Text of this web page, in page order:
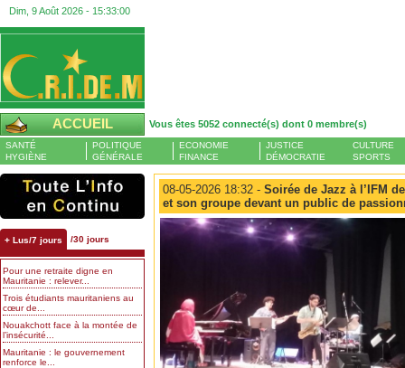
Dim, 9 Août 2026 - 15:33:01
ACCUEIL Vous êtes 5052 connecté(s) dont 0 membre(s)
SANTÉ
HYGIÈNE
POLITIQUE
GÉNÉRALE
ECONOMIE
FINANCE
JUSTICE
DÉMOCRATIE
CULTURE
SPORTS
+ Lus/7 jours /30 jours
Pour une retraite digne en
Mauritanie : relever...
Trois étudiants mauritaniens au
cœur de...
Nouakchott face à la montée de
l’insécurité...
Mauritanie : le gouvernement
renforce le...
08-05-2026 18:32 - Soirée de Jazz à l’IFM
et son groupe devant un public de